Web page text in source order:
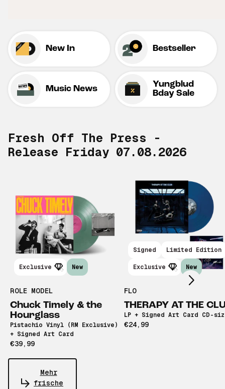
New In Bestseller
Music News
Yungblud
Bday Sale
Fresh Off The Press -
Release Friday 07.08.2026
Exclusive New
ROLE MODEL
Chuck Timely & the
Hourglass
Pistachio Vinyl (RM Exclusive)
+ Signed Art Card
€39,99
Signed Limited Edition
Exclusive New
FLO
THERAPY AT THE
LP + Signed Art Card CD-
€24,99
Scroll right
Mehr
frische